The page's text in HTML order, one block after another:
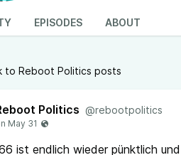
EPISODES ABOUT
to Reboot Politics posts
Politics @rebootpolitics
ist endlich wieder pünktlich